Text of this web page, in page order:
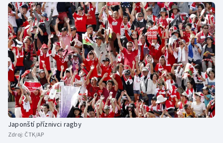
Ragby
Rychlobruslení
Rychlostní kanoistika
Short track
Sportovní střelba
Stolní tenis
Japonští příznivci ragby
Zdroj: ČTK/AP